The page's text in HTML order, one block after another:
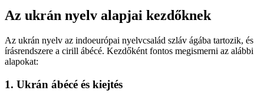
Az ukrán nyelv alapjai kezdőknek
Az ukrán nyelv az indoeurópai nyelvcsalád szláv ágába tartozik, és
írásrendszere a cirill ábécé. Kezdőként fontos megismerni az alábbi
alapokat:
1. Ukrán ábécé és kiejtés